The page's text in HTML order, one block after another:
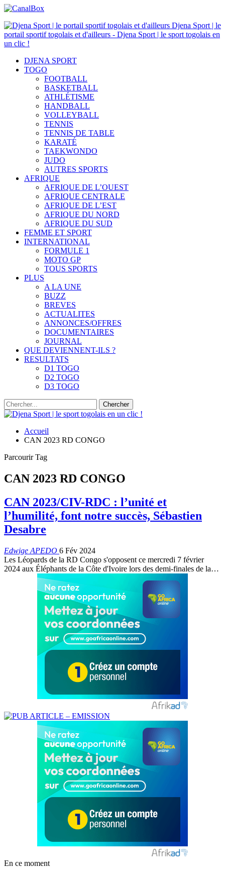
Djena Sport | le
portail sportif togolais et d'ailleurs - Djena Sport | le sport togolais en
un clic !
DJENA SPORT
TOGO
FOOTBALL
BASKETBALL
ATHLÉTISME
HANDBALL
VOLLEYBALL
TENNIS
TENNIS DE TABLE
KARATÉ
TAEKWONDO
JUDO
AUTRES SPORTS
AFRIQUE
AFRIQUE DE L’OUEST
AFRIQUE CENTRALE
AFRIQUE DE L’EST
AFRIQUE DU NORD
AFRIQUE DU SUD
FEMME ET SPORT
INTERNATIONAL
FORMULE 1
MOTO GP
TOUS SPORTS
PLUS
A LA UNE
BUZZ
BREVES
ACTUALITES
ANNONCES/OFFRES
DOCUMENTAIRES
JOURNAL
QUE DEVIENNENT-ILS ?
RESULTATS
D1 TOGO
D2 TOGO
D3 TOGO
Accueil
CAN 2023 RD CONGO
Parcourir Tag
CAN 2023 RD CONGO
CAN 2023/CIV-RDC : l’unité et
l’humilité, font notre succès, Sébastien
Desabre
Edwige APEDO 6 Fév 2024
Les Léopards de la RD Congo s'opposent ce mercredi 7 février
2024 aux Éléphants de la Côte d'Ivoire lors des demi-finales de la…
En ce moment